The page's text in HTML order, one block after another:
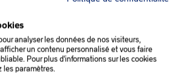
analyser les données de nos visiteurs,
un contenu personnalisé et vous faire
Pour plus d'informations sur les cookies
les paramètres.